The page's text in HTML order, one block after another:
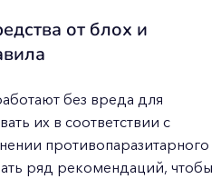
от блох и
без вреда для
их в соответствии с
противопаразитарного
ряд рекомендаций, чтобы